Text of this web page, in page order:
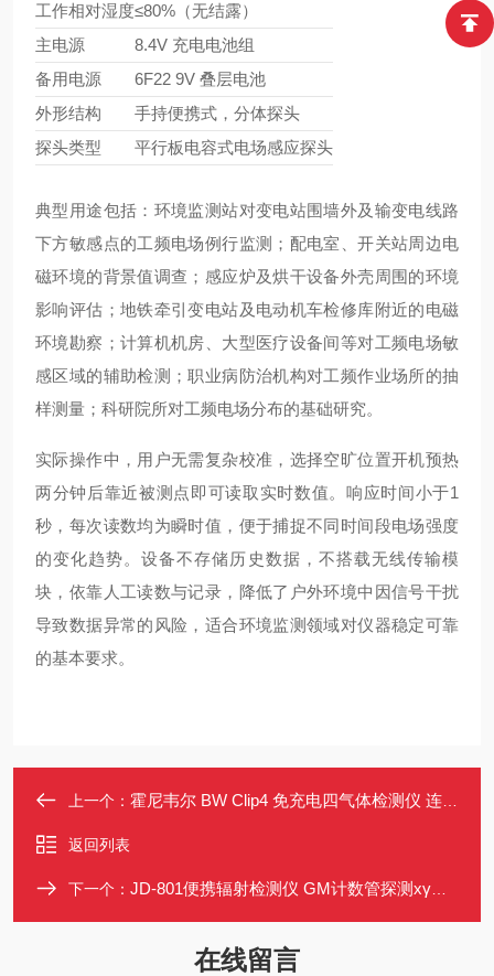
工作相对湿度≤80%（无结露）
主电源
8.4V 充电电池组
备用电源
6F22 9V 叠层电池
外形结构
手持便携式，分体探头
探头类型
平行板电容式电场感应探头
典型用途包括：环境监测站对变电站围墙外及输变电线路
下方敏感点的工频电场例行监测；配电室、开关站周边电
磁环境的背景值调查；感应炉及烘干设备外壳周围的环境
影响评估；地铁牵引变电站及电动机车检修库附近的电磁
环境勘察；计算机机房、大型医疗设备间等对工频电场敏
感区域的辅助检测；职业病防治机构对工频作业场所的抽
样测量；科研院所对工频电场分布的基础研究。
实际操作中，用户无需复杂校准，选择空旷位置开机预热
两分钟后靠近被测点即可读取实时数值。响应时间小于1
秒，每次读数均为瞬时值，便于捕捉不同时间段电场强度
的变化趋势。设备不存储历史数据，不搭载无线传输模
块，依靠人工读数与记录，降低了户外环境中因信号干扰
导致数据异常的风险，适合环境监测领域对仪器稳定可靠
的基本要求。
上一个： 霍尼韦尔 BW Clip4 免充电四气体检测仪 连续运行2年 即开即用
返回列表
下一个： JD-801便携辐射检测仪 GM计数管探测xγ射线 剂量率累积剂量报警
在线留言